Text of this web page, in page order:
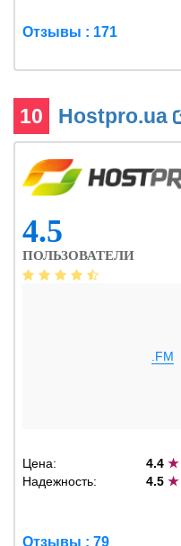
Отзывы : 171
10 Hostpro.ua
4.5
ПОЛЬЗОВАТЕЛИ
.FM
Цена: 4.4★
Надежность:
4.5★
Отзывы : 79